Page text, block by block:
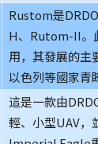
Rustom是
H、Rutom-II。
用，其發展的主
以色列等國家青
這是一款由
輕、小型UAV，